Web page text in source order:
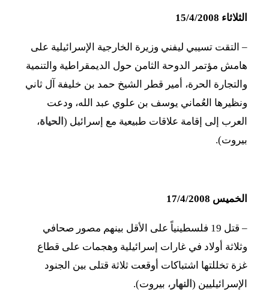
الثلاثاء 15/4/2008
– التقت تسيبي ليفني وزيرة الخارجية الإسرائيلية على
هامش مؤتمر الدوحة الثامن حول الديمقراطية والتنمية
والتجارة الحرة، أمير قطر الشيخ حمد بن خليفة آل ثاني
ونظيرها العُماني يوسف بن علوي عبد الله، ودعت
العرب إلى إقامة علاقات طبيعية مع إسرائيل ( الحياة،
بيروت).
الخميس 17/4/2008
– قتل 19 فلسطينياً على الأقل بينهم مصور صحافي
وثلاثة أولاد في غارات إسرائيلية وهجمات على قطاع
غزة تخللتها اشتباكات أوقعت ثلاثة قتلى بين الجنود
الإسرائيليين ( النهار ، بيروت).